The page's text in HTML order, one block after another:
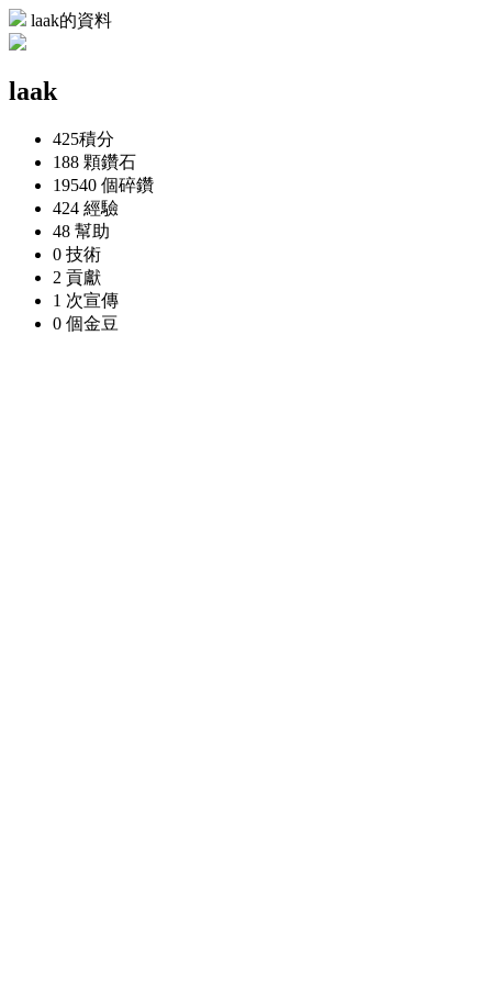
laak的資料
laak
425積分
188 顆鑽石
19540 個碎鑽
424 經驗
48 幫助
0 技術
2 貢獻
1 次宣傳
0 個金豆